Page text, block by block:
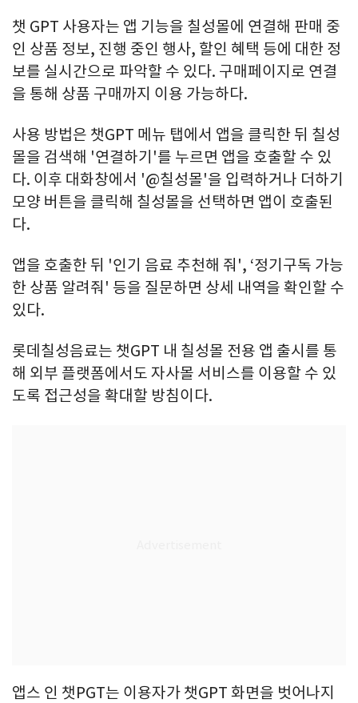
챗 GPT 사용자는 앱 기능을 칠성몰에 연결해 판매 중
인 상품 정보, 진행 중인 행사, 할인 혜택 등에 대한 정
보를 실시간으로 파악할 수 있다. 구매페이지로 연결
을 통해 상품 구매까지 이용 가능하다.
사용 방법은 챗GPT 메뉴 탭에서 앱을 클릭한 뒤 칠성
몰을 검색해 '연결하기'를 누르면 앱을 호출할 수 있
다. 이후 대화창에서 '@칠성몰'을 입력하거나 더하기
모양 버튼을 클릭해 칠성몰을 선택하면 앱이 호출된
다.
앱을 호출한 뒤 '인기 음료 추천해 줘', ‘정기구독 가능
한 상품 알려줘' 등을 질문하면 상세 내역을 확인할 수
있다.
롯데칠성음료는 챗GPT 내 칠성몰 전용 앱 출시를 통
해 외부 플랫폼에서도 자사몰 서비스를 이용할 수 있
도록 접근성을 확대할 방침이다.
앱스 인 챗PGT는 이용자가 챗GPT 화면을 벗어나지